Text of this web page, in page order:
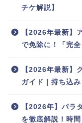
チケ解説】
【2026年最新】
で免除に！「完
【2026年最新】
ガイド｜持ち込
【2026年】パラ
を徹底解説！時